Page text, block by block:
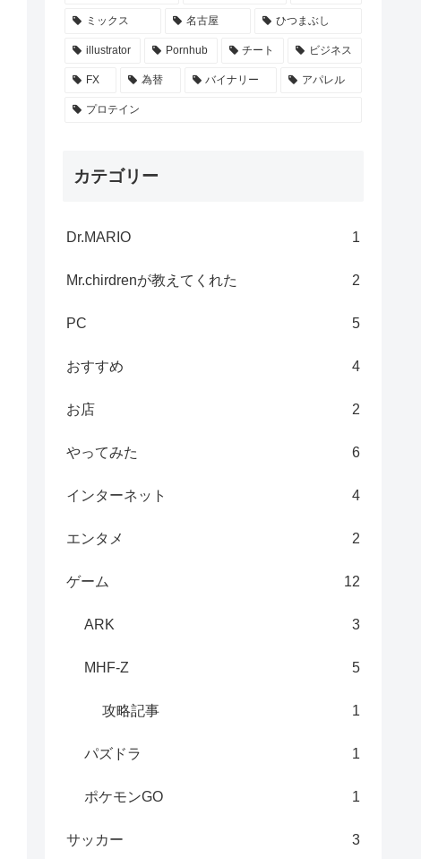
ミックス 名古屋 ひつまぶし
illustrator Pornhub チート ビジネス
FX 為替 バイナリー アパレル
プロテイン
カテゴリー
Dr.MARIO 1
Mr.chirdrenが教えてくれた 2
PC 5
おすすめ 4
お店 2
やってみた 6
インターネット 4
エンタメ 2
ゲーム 12
ARK 3
MHF-Z 5
攻略記事 1
パズドラ 1
ポケモンGO 1
サッカー 3